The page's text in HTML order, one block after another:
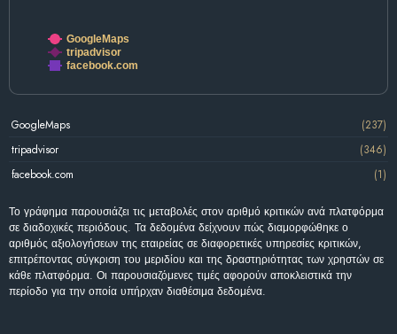
GoogleMaps
tripadvisor
facebook.com
GoogleMaps
(237)
tripadvisor
(346)
facebook.com
(1)
Το γράφημα παρουσιάζει τις μεταβολές στον αριθμό κριτικών ανά πλατφόρμα
σε διαδοχικές περιόδους. Τα δεδομένα δείχνουν πώς διαμορφώθηκε ο
αριθμός αξιολογήσεων της εταιρείας σε διαφορετικές υπηρεσίες κριτικών,
επιτρέποντας σύγκριση του μεριδίου και της δραστηριότητας των χρηστών σε
κάθε πλατφόρμα. Οι παρουσιαζόμενες τιμές αφορούν αποκλειστικά την
περίοδο για την οποία υπήρχαν διαθέσιμα δεδομένα.